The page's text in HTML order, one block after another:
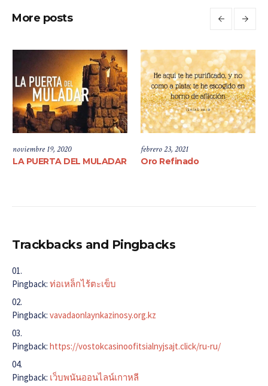
More posts
noviembre 19, 2020
LA PUERTA DEL MULADAR
febrero 23, 2021
Oro Refinado
Trackbacks and Pingbacks
Pingback: ท่อเหล็กไร้ตะเข็บ
Pingback: vavadaonlaynkazinosy.org.kz
Pingback: https://vostokcasinoofitsialnyjsajt.click/ru-ru/
Pingback: เว็บพนันออนไลน์เกาหลี